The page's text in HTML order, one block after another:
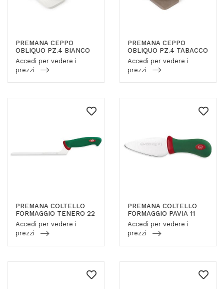
PREMANA CEPPO
OBLIQUO PZ.4 BIANCO
Accedi per vedere i
prezzi
PREMANA CEPPO
OBLIQUO PZ.4 TABACCO
Accedi per vedere i
prezzi
PREMANA COLTELLO
FORMAGGIO TENERO 22
Accedi per vedere i
prezzi
PREMANA COLTELLO
FORMAGGIO PAVIA 11
Accedi per vedere i
prezzi